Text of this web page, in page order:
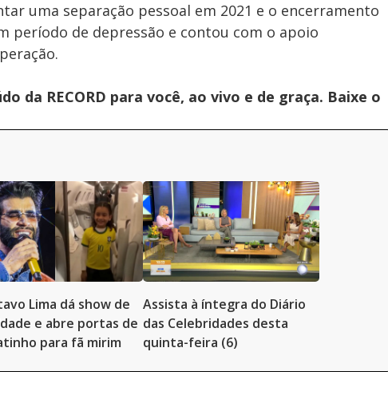
uma separação pessoal em 2021 e o encerramento
período de depressão e contou com o apoio
da RECORD para você, ao vivo e de graça. Baixe o
Lima dá show de
e abre portas de
para fã mirim
Assista à íntegra do Diário
das Celebridades desta
quinta-feira (6)